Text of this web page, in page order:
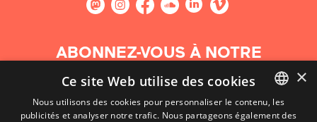
ABONNEZ-VOUS À NOTRE
NEWSLETTER
S'abonner
BASQUE
×
Ce site Web utilise des cookies
Nous utilisons des cookies pour personnaliser le contenu, les
publicités et analyser notre trafic. Nous partageons également des